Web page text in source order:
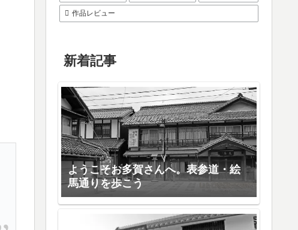
作品レビュー
新着記事
ようこそお多賀さんへ。表参道・絵
馬通りを歩こう